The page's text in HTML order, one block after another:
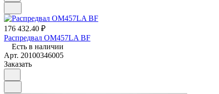
176 432.40 ₽
Распредвал OM457LA BF
Есть в наличии
Арт. 20100346005
Заказать